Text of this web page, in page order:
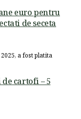
euro pentru
de seceta
a fost platita
cartofi – 5